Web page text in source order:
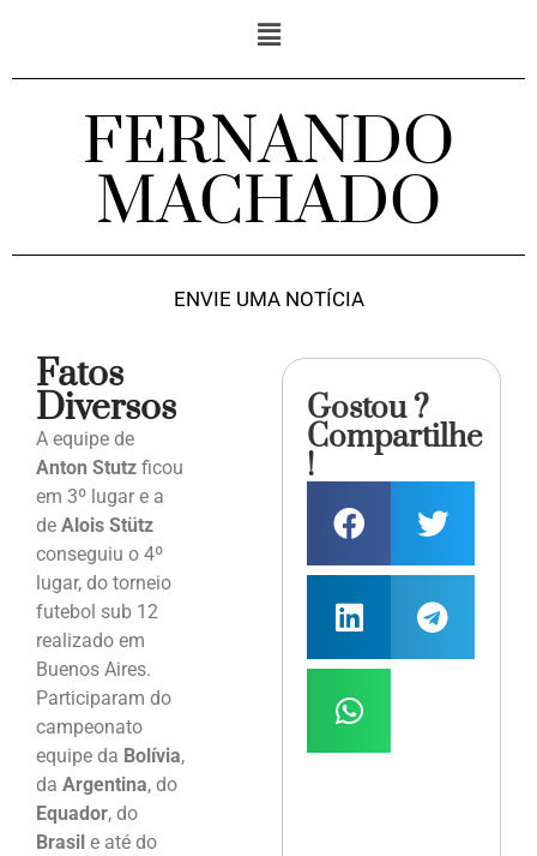
FERNANDO
MACHADO
ENVIE UMA NOTÍCIA
Fatos
Diversos
A equipe de
Anton Stutz ficou
em 3º lugar e a
de Alois Stütz
conseguiu o 4º
lugar, do torneio
futebol sub 12
realizado em
Buenos Aires.
Participaram do
campeonato
equipe da Bolívia,
da Argentina, do
Equador, do
Brasil e até do
Gostou ?
Compartilhe
!